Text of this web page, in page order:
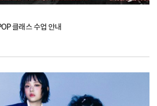
클래스 수업 안내